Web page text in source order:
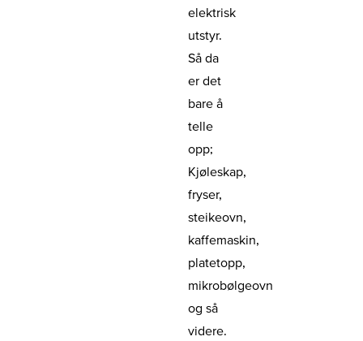
elektrisk
utstyr.
Så da
er det
bare å
telle
opp;
Kjøleskap,
fryser,
steikeovn,
kaffemaskin,
platetopp,
mikrobølgeovn
og så
videre.